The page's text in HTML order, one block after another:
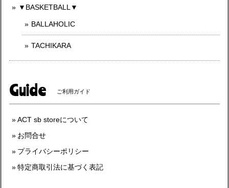
▼BASKETBALL▼
BALLAHOLIC
TACHIKARA
Guide ご利用ガイド
ACT sb storeについて
お問合せ
プライバシーポリシー
特定商取引法に基づく表記